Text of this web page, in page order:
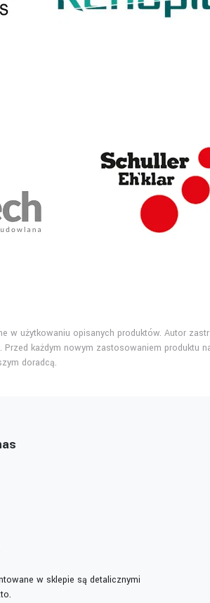
użytkowaniu opisanych produktów. Autor
każdym nowym zastosowaniem
doradcą.
w sklepie są detalicznymi